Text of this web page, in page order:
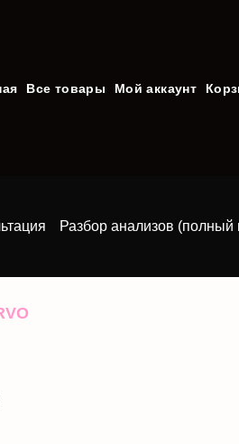
Все товары Мой аккаунт
Разбор анализов (полный